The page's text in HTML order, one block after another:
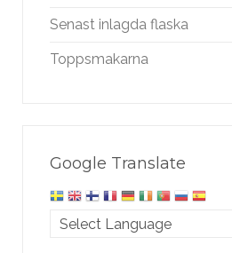
Senast inlagda flaska
Toppsmakarna
Google Translate